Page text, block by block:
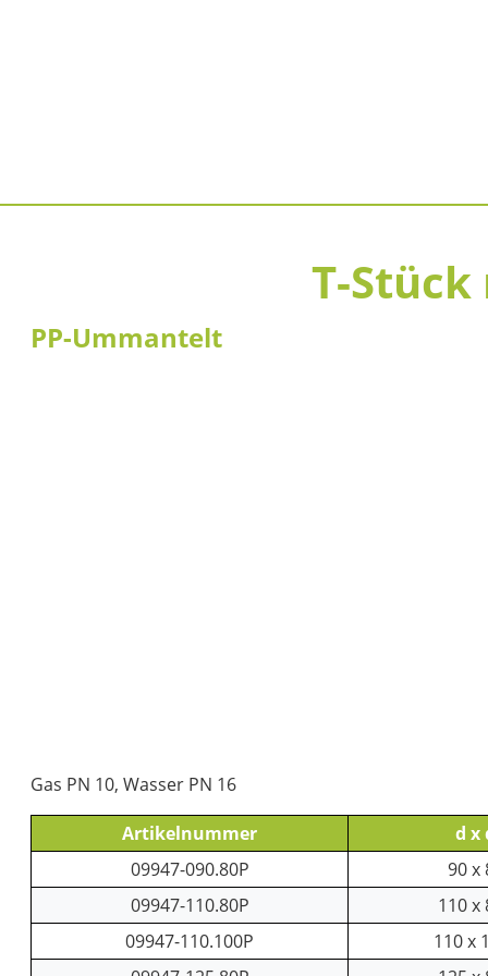
T-
PP-Ummantelt
Gas PN 10, Wasser PN 16
Artikelnummer
d x
09947-090.80P
90 x
09947-110.80P
110 x
09947-110.100P
110 x